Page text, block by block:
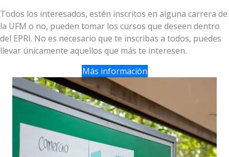
Todos los interesados, estén inscritos en alguna carrera de
la UFM o no, pueden tomar los cursos que deseen dentro
del EPRI. No es necesario que te inscribas a todos, puedes
llevar únicamente aquellos que más te interesen.
Más información